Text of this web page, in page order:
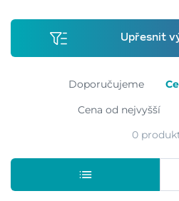
Upřesnit
Doporučujeme
Cena od nejvyšší
0